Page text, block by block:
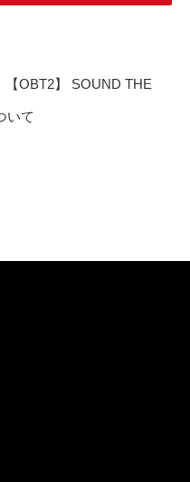
【OBT2】 SOUND THE
いて